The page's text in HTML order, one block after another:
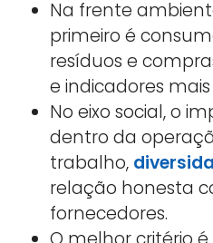
Na frente
primeiro é
resíduos e
e indicadores
No eixo social, o
dentro da
trabalho,
relação honesta
fornecedores.